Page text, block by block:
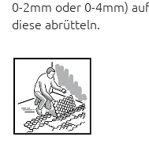
0-2mm oder 0-4mm)
diese abrütteln.